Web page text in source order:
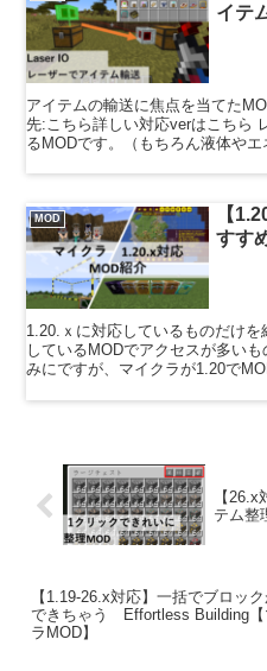
イテ
アイテムの輸送に焦点を当てた
先:こちら詳しい対応verはこちら
るMODです。（もちろん液体や
MOD
【
すす
1.20.ｘに対応しているものだけ
しているMODでアクセスが多い
みにですが、マイクラが1.20で
【
テム整
【1.19-26.x対応】一括でブロッ
できちゃう Effortless Building【
ラMOD】